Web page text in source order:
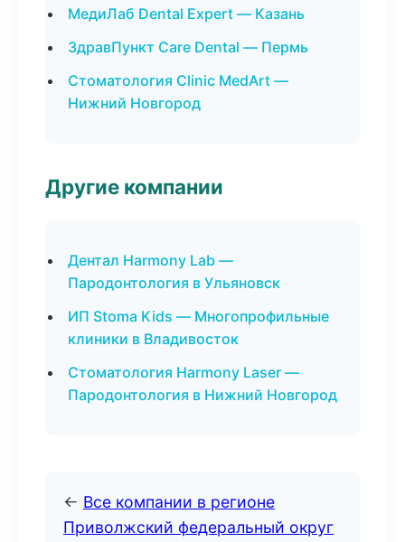
МедиЛаб Dental Expert — Казань
ЗдравПункт Care Dental — Пермь
Стоматология Clinic MedArt —
Нижний Новгород
Другие компании
Дентал Harmony Lab —
Пародонтология в Ульяновск
ИП Stoma Kids — Многопрофильные
клиники в Владивосток
Стоматология Harmony Laser —
Пародонтология в Нижний Новгород
← Все компании в регионе
Приволжский федеральный округ